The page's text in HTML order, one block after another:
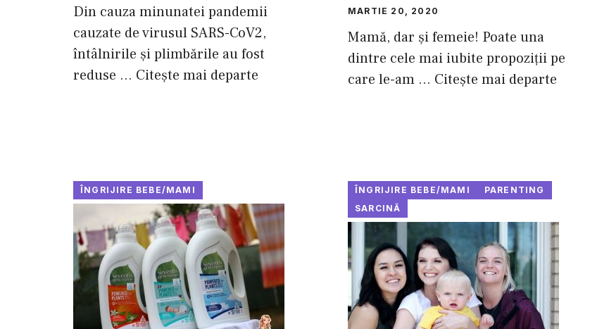
Din cauza minunatei pandemii
cauzate de virusul SARS-CoV2,
întâlnirile și plimbările au fost
reduse ... Citește mai departe
MARTIE 20, 2020
Mamă, dar şi femeie! Poate una
dintre cele mai iubite propoziţii pe
care le-am ... Citește mai departe
ÎNGRIJIRE BEBE/MAMI ÎNGRIJIRE BEBE/MAMI
PARENTING
SARCINĂ